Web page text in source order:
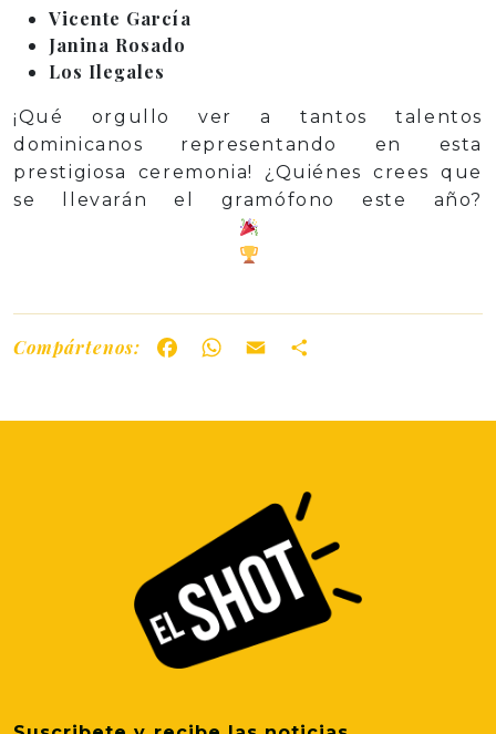
Vicente García
Janina Rosado
Los Ilegales
¡Qué orgullo ver a tantos talentos
dominicanos representando en esta
prestigiosa ceremonia! ¿Quiénes crees que
se llevarán el gramófono este año?
Compártenos: FacebookWhatsApp
Email